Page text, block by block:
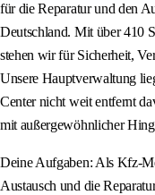
für die Reparatur und den
Deutschland. Mit über 410
stehen wir für Sicherheit,
Unsere Hauptverwaltung
Center nicht weit entfernt
mit außergewöhnlicher
Deine Aufgaben: Als Kfz-
Austausch und die